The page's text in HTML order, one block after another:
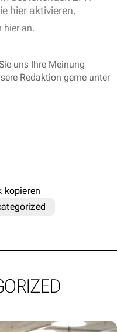
hier aktivieren.
hier an.
uns Ihre Meinung
Redaktion gerne unter
kopieren